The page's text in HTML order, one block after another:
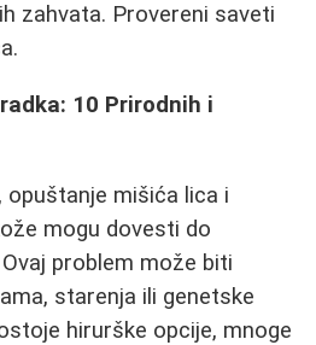
zahvata. Provereni saveti
10 Prirodnih i
opuštanje mišića lica i
mogu dovesti do
problem može biti
starenja ili genetske
hirurške opcije, mnoge